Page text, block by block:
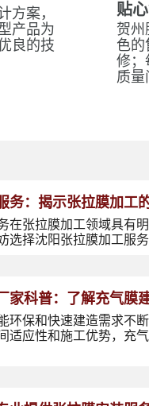
方案，
产品为
良的技
贴
贺州
色的
修；
质量
务：揭示张拉膜加工
在张拉膜加工领域具有
选择沈阳张拉膜加工服
家科普：了解充气膜
环保和快速建造需求不
适应性和施工优势，充